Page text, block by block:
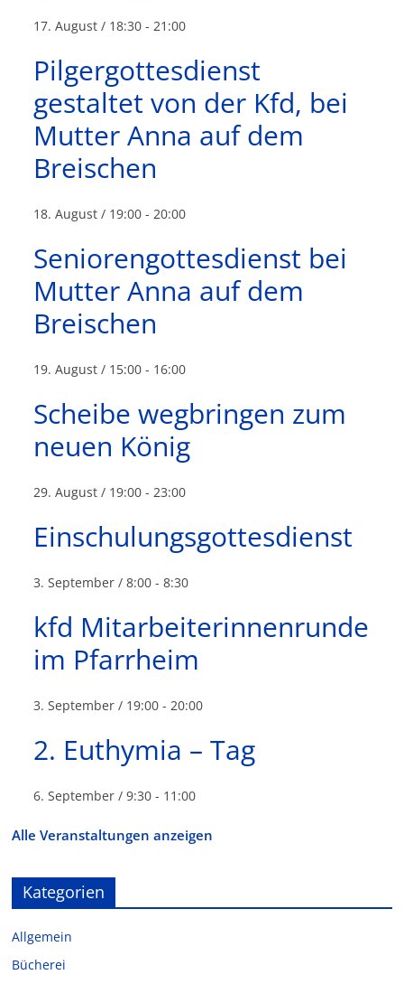
17. August / 18:30 -21:00
Pilgergottesdienst
gestaltet von der Kfd, bei
Mutter Anna auf dem
Breischen
18. August / 19:00 -20:00
Seniorengottesdienst bei
Mutter Anna auf dem
Breischen
19. August / 15:00 - 16:00
Scheibe wegbringen zum
neuen König
29. August / 19:00 -23:00
Einschulungsgottesdienst
3. September / 8:00 -8:30
kfd Mitarbeiterinnenrunde
im Pfarrheim
3. September / 19:00 -20:00
2. Euthymia – Tag
6. September / 9:30 - 11:00
Alle Veranstaltungen anzeigen
Kategorien
Allgemein
Bücherei